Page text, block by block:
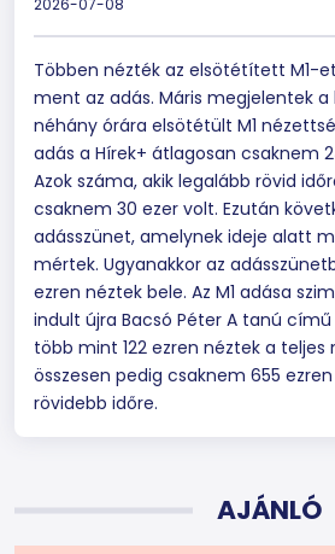
2026-07-08
Többen nézték az elsötétített M1-
ment az adás. Máris megjelentek
néhány órára elsötétült M1
adás a Hírek+ átlagosan csaknem
Azok száma, akik legalább rövid
csaknem 30 ezer volt. Ezután
adásszünet, amelynek ideje alatt
mértek. Ugyanakkor az
ezren néztek bele. Az M1 adása
indult újra Bacsó Péter A tanú
több mint 122 ezren néztek a teljes
összesen pedig csaknem 655
rövidebb időre.
AJÁNLÓ